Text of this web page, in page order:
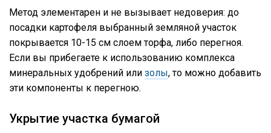
Метод элементарен и не вызывает недоверия: до
посадки картофеля выбранный земляной участок
покрывается 10-15 см слоем торфа, либо перегноя.
Если вы прибегаете к использованию комплекса
минеральных удобрений или золы, то можно добавить
эти компоненты к перегною.
Укрытие участка бумагой